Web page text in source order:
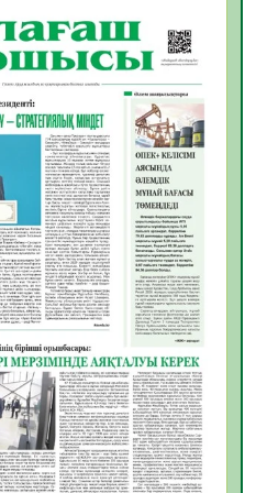
қарсы иммундау
40
36
мәлімет
36
облысы полиция
астам
қамтамасыз етті
48
ҰРПАҚ –
АТТЫ КЕҢЕЙТІЛГЕН
49